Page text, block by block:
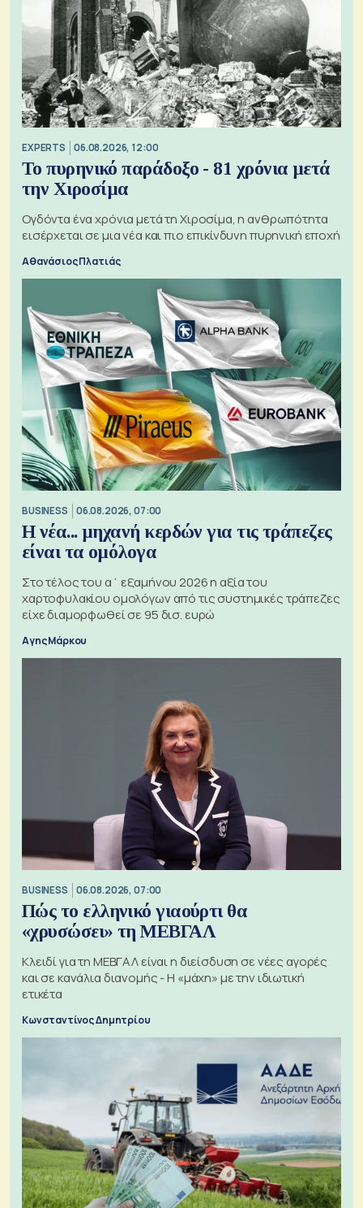
EXPERTS 06.08.2026, 12:00
Το πυρηνικό παράδοξο - 81 χρόνια μετά
την Χιροσίμα
Ογδόντα ένα χρόνια μετά τη Χιροσίμα, η ανθρωπότητα
εισέρχεται σε μια νέα και πιο επικίνδυνη πυρηνική εποχή
Αθανάσιος Πλατιάς
BUSINESS 06.08.2026, 07:00
Η νέα... μηχανή κερδών για τις τράπεζες
είναι τα ομόλογα
Στο τέλος του α΄ εξαμήνου 2026 η αξία του
χαρτοφυλακίου ομολόγων από τις συστημικές τράπεζες
είχε διαμορφωθεί σε 95 δισ. ευρώ
Αγης Μάρκου
BUSINESS 06.08.2026, 07:00
Πώς το ελληνικό γιαούρτι θα
«χρυσώσει» τη ΜΕΒΓΑΛ
Κλειδί για τη ΜΕΒΓΑΛ είναι η διείσδυση σε νέες αγορές
και σε κανάλια διανομής - Η «μάχη» με την ιδιωτική
ετικέτα
Κωνσταντίνος Δημητρίου